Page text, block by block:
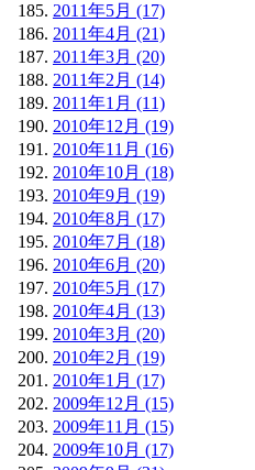
2011年5月 (17)
2011年4月 (21)
2011年3月 (20)
2011年2月 (14)
2011年1月 (11)
2010年12月 (19)
2010年11月 (16)
2010年10月 (18)
2010年9月 (19)
2010年8月 (17)
2010年7月 (18)
2010年6月 (20)
2010年5月 (17)
2010年4月 (13)
2010年3月 (20)
2010年2月 (19)
2010年1月 (17)
2009年12月 (15)
2009年11月 (15)
2009年10月 (17)